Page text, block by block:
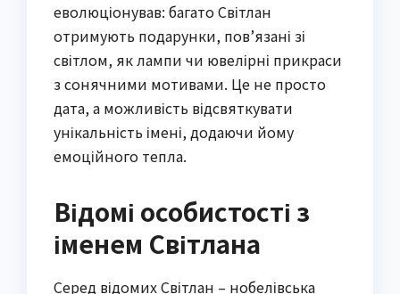
еволюціонував: багато Світлан
отримують подарунки, пов’язані зі
світлом, як лампи чи ювелірні прикраси
з сонячними мотивами. Це не просто
дата, а можливість відсвяткувати
унікальність імені, додаючи йому
емоційного тепла.
Відомі особистості з
іменем Світлана
Серед відомих Світлан – нобелівська